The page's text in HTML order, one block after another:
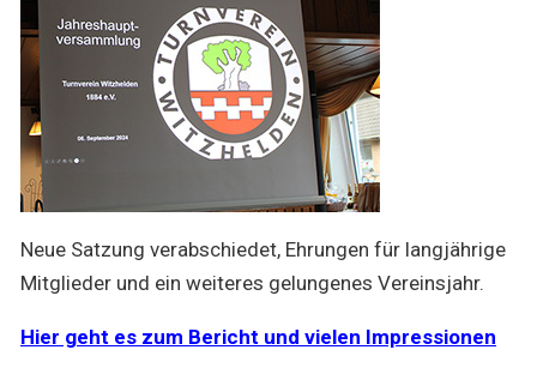
Neue Satzung verabschiedet, Ehrungen für langjährige
Mitglieder und ein weiteres gelungenes Vereinsjahr.
Hier geht es zum Bericht und vielen Impressionen